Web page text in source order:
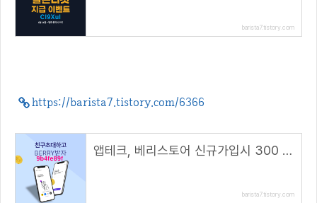
barista7.tistory.com
https://barista7.tistory.com/6366
앱테크, 베리스토어 신규가입시 300 BERRY 지급( 추천 코드 : 9b4fe89f )
barista7.tistory.com